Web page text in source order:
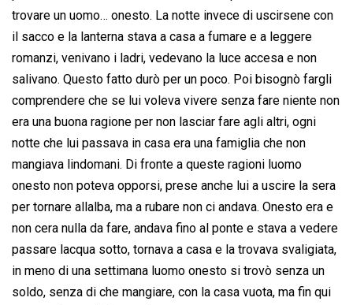
trovare un uomo… onesto. La notte invece di uscirsene con
il sacco e la lanterna stava a casa a fumare e a leggere
romanzi, venivano i ladri, vedevano la luce accesa e non
salivano. Questo fatto durò per un poco. Poi bisognò fargli
comprendere che se lui voleva vivere senza fare niente non
era una buona ragione per non lasciar fare agli altri, ogni
notte che lui passava in casa era una famiglia che non
mangiava lindomani. Di fronte a queste ragioni luomo
onesto non poteva opporsi, prese anche lui a uscire la sera
per tornare allalba, ma a rubare non ci andava. Onesto era e
non cera nulla da fare, andava fino al ponte e stava a vedere
passare lacqua sotto, tornava a casa e la trovava svaligiata,
in meno di una settimana luomo onesto si trovò senza un
soldo, senza di che mangiare, con la casa vuota, ma fin qui